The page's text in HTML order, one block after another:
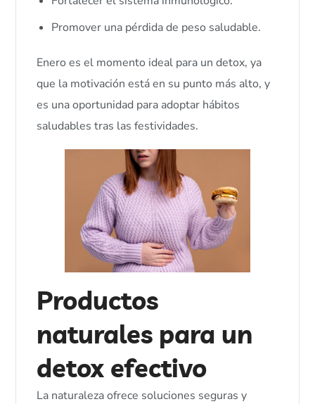
Promover una pérdida de peso saludable.
Enero es el momento ideal para un detox, ya
que la motivación está en su punto más alto, y
es una oportunidad para adoptar hábitos
saludables tras las festividades.
Productos
naturales para un
detox efectivo
La naturaleza ofrece soluciones seguras y